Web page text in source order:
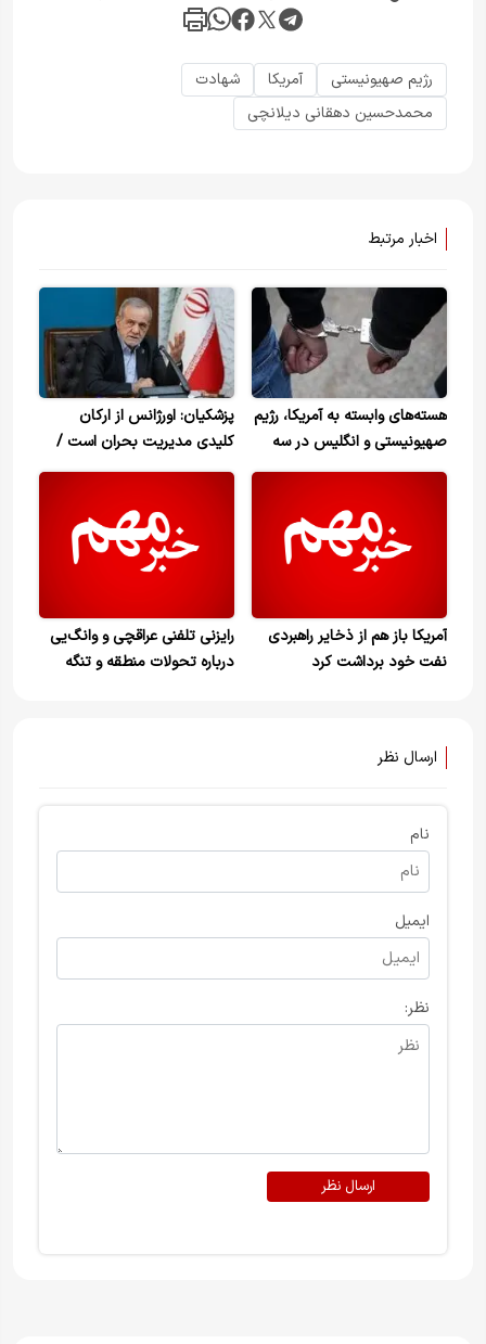
رژیم صهیونیستی آمریکا
شهادت
محمدحسین دهقانی دیلانچی
اخبار مرتبط
هسته‌های وابسته به آمریکا، رژیم
صهیونیستی و انگلیس در سه
استان شناسایی و متلاشی شدند
پزشکیان: اورژانس از ارکان
کلیدی مدیریت بحران است /
کارنامه درخشان نیروهای امداد
آمریکا باز هم از ذخایر‌ راهبردی
نفت خود برداشت کرد
رایزنی تلفنی عراقچی و وانگ‌یی
درباره تحولات منطقه و تنگه
ارسال نظر
نام
ایمیل
نظر:
ارسال نظر